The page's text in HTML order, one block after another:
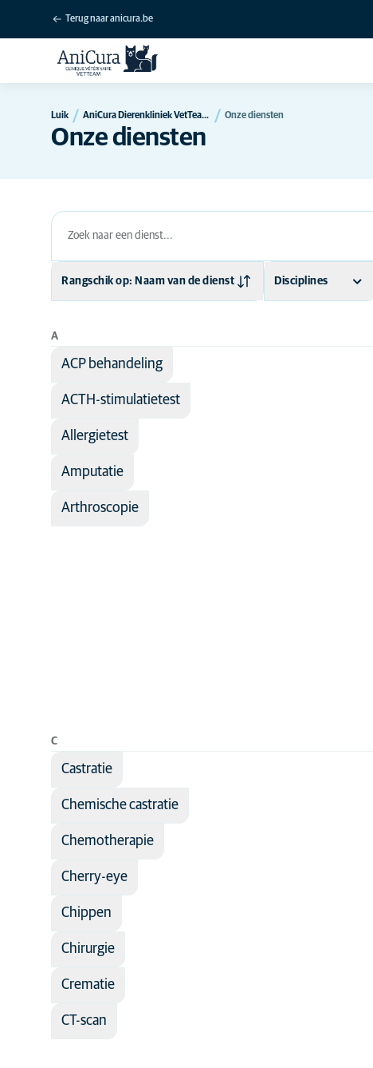
Terug naar anicura.be
Luik AniCura Dierenkliniek VetTeam in Luik Onze diensten
Onze diensten
Rangschik op: Naam van de dienst Disciplines
A
ACP behandeling
ACTH-stimulatietest
Allergietest
Amputatie
Arthroscopie
C
Castratie
Chemische castratie
Chemotherapie
Cherry-eye
Chippen
Chirurgie
Crematie
CT-scan